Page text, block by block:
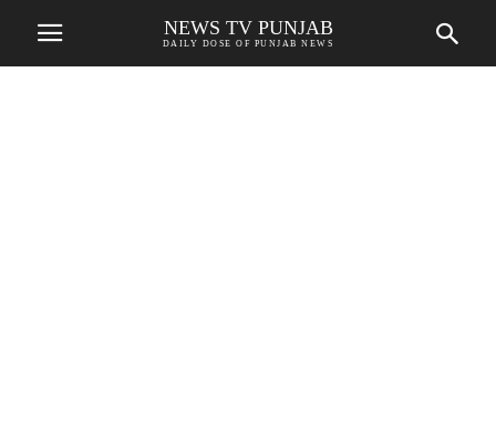
NEWS TV PUNJAB
DAILY DOSE OF PUNJAB NEWS